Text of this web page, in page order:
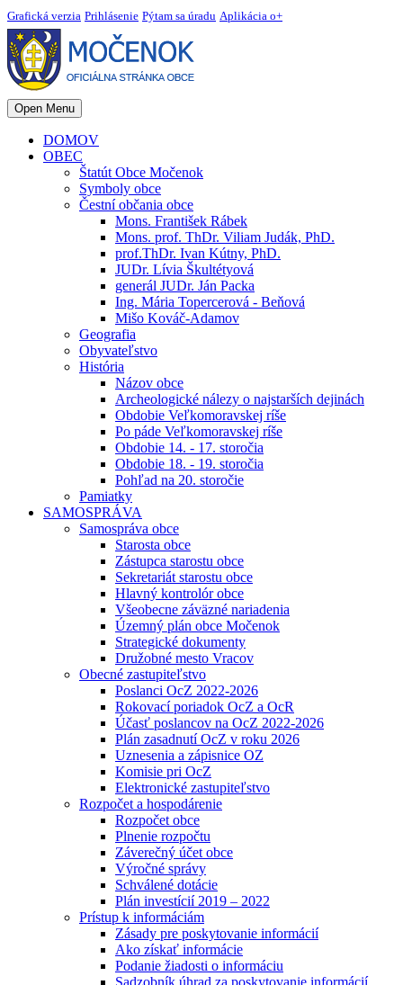
Grafická verzia Prihlásenie Pýtam sa úradu Aplikácia o+
Open Menu
DOMOV
OBEC
Štatút Obce Močenok
Symboly obce
Čestní občania obce
Mons. František Rábek
Mons. prof. ThDr. Viliam Judák, PhD.
prof.ThDr. Ivan Kútny, PhD.
JUDr. Lívia Škultétyová
generál JUDr. Ján Packa
Ing. Mária Topercerová - Beňová
Mišo Kováč-Adamov
Geografia
Obyvateľstvo
História
Názov obce
Archeologické nálezy o najstarších dejinách
Obdobie Veľkomoravskej ríše
Po páde Veľkomoravskej ríše
Obdobie 14. - 17. storočia
Obdobie 18. - 19. storočia
Pohľad na 20. storočie
Pamiatky
SAMOSPRÁVA
Samospráva obce
Starosta obce
Zástupca starostu obce
Sekretariát starostu obce
Hlavný kontrolór obce
Všeobecne záväzné nariadenia
Územný plán obce Močenok
Strategické dokumenty
Družobné mesto Vracov
Obecné zastupiteľstvo
Poslanci OcZ 2022-2026
Rokovací poriadok OcZ a OcR
Účasť poslancov na OcZ 2022-2026
Plán zasadnutí OcZ v roku 2026
Uznesenia a zápisnice OZ
Komisie pri OcZ
Elektronické zastupiteľstvo
Rozpočet a hospodárenie
Rozpočet obce
Plnenie rozpočtu
Záverečný účet obce
Výročné správy
Schválené dotácie
Plán investícií 2019 – 2022
Prístup k informáciám
Zásady pre poskytovanie informácií
Ako získať informácie
Podanie žiadosti o informáciu
Sadzobník úhrad za poskytovanie informácií